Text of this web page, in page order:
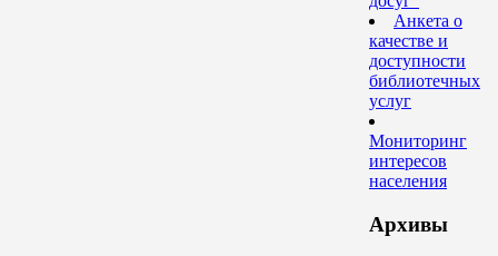
Анкета о
качестве и
доступности
библиотечных
услуг
Мониторинг
интересов
населения
Архивы